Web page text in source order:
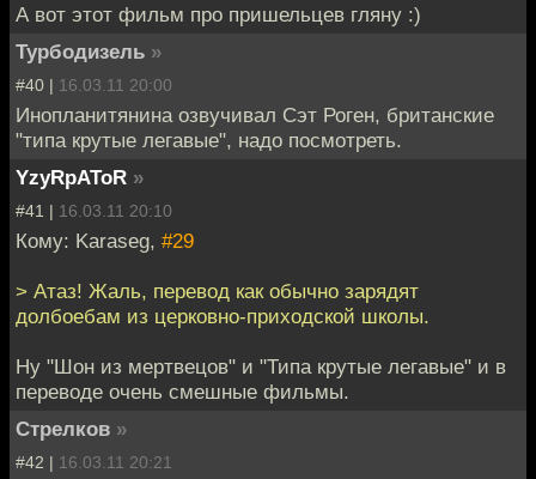
А вот этот фильм про пришельцев гляну :)
Турбодизель »
#40 | 16.03.11 20:00
Инопланитянина озвучивал Сэт Роген, британские
"типа крутые легавые", надо посмотреть.
YzyRpAToR »
#41 | 16.03.11 20:10
Кому: Karaseg, #29
> Атаз! Жаль, перевод как обычно зарядят
долбоебам из церковно-приходской школы.
Ну "Шон из мертвецов" и "Типа крутые легавые" и в
переводе очень смешные фильмы.
Стрелков »
#42 | 16.03.11 20:21